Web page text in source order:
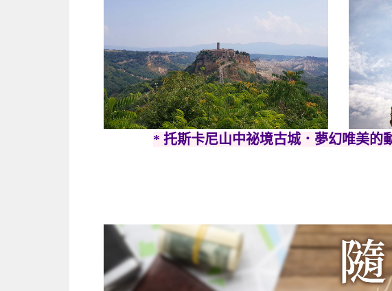
* 托斯卡尼山中祕境古城．夢幻唯美的